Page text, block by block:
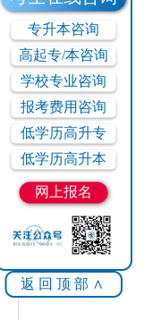
专升本咨询
高起专/本咨询
学校专业咨询
报考费用咨询
低学历高升专
低学历高升本
网上报名
返回顶部∧